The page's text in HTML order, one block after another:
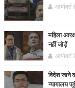
महिला
नहीं जोड़ें
विदेश जाने
न्यायालय